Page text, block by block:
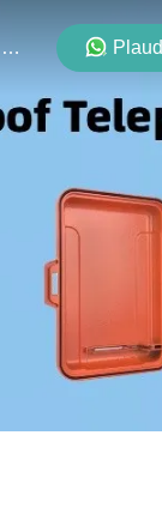
Treten Sie Mit Uns In Verbindung